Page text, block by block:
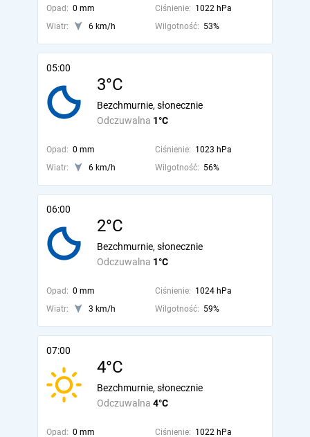
Opad: 0 mm Ciśnienie: 1022 hPa
Wiatr:
6 km/h Wilgotność: 53%
05:00
3°C
Odczuwalna 1°C
Bezchmurnie, słonecznie
Opad: 0 mm Ciśnienie: 1023 hPa
Wiatr:
6 km/h Wilgotność: 56%
06:00
2°C
Odczuwalna 1°C
Bezchmurnie, słonecznie
Opad: 0 mm Ciśnienie: 1024 hPa
Wiatr:
3 km/h Wilgotność: 59%
07:00
4°C
Odczuwalna 4°C
Bezchmurnie, słonecznie
Opad: 0 mm Ciśnienie: 1022 hPa